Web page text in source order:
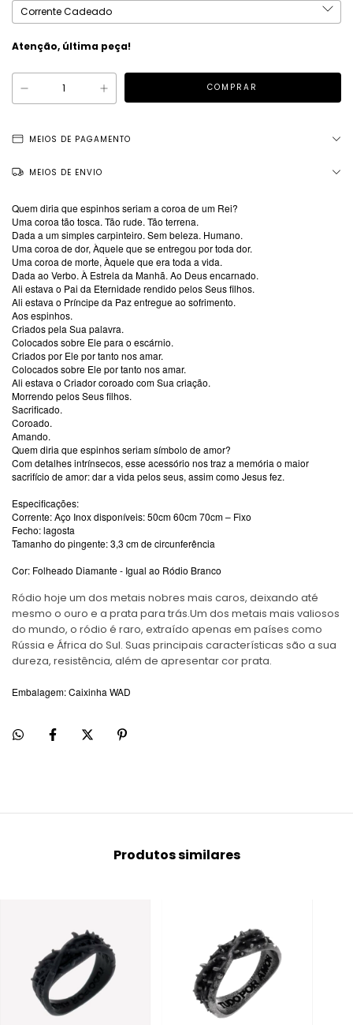
Atenção, última peça!
MEIOS DE PAGAMENTO
MEIOS DE ENVIO
Quem diria que espinhos seriam a coroa de um Rei?
Uma coroa tão tosca. Tão rude. Tão terrena.
Dada a um simples carpinteiro. Sem beleza. Humano.
Uma coroa de dor, Àquele que se entregou por toda dor.
Uma coroa de morte, Àquele que era toda a vida.
Dada ao Verbo. À Estrela da Manhã. Ao Deus encarnado.
Ali estava o Pai da Eternidade rendido pelos Seus filhos.
Ali estava o Príncipe da Paz entregue ao sofrimento.
Aos espinhos.
Criados pela Sua palavra.
Colocados sobre Ele para o escárnio.
Criados por Ele por tanto nos amar.
Colocados sobre Ele por tanto nos amar.
Ali estava o Criador coroado com Sua criação.
Morrendo pelos Seus filhos.
Sacrificado.
Coroado.
Amando.
Quem diria que espinhos seriam símbolo de amor?
Com detalhes intrínsecos, esse acessório nos traz a memória o maior
sacrifício de amor: dar a vida pelos seus, assim como Jesus fez.
Especificações:
Corrente: Aço Inox disponíveis: 50cm 60cm 70cm – Fixo
Fecho: lagosta
Tamanho do pingente: 3,3 cm de circunferência
Cor: Folheado Diamante - Igual ao Ródio Branco
Ródio hoje um dos metais nobres mais caros, deixando até
mesmo o ouro e a prata para trás.Um dos metais mais valiosos
do mundo, o ródio é raro, extraído apenas em países como
Rússia e África do Sul. Suas principais características são a sua
dureza, resistência, além de apresentar cor prata.
Embalagem: Caixinha WAD
Produtos similares